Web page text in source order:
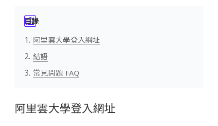
目錄
阿里雲大學登入網址
結語
常見問題 FAQ
阿里雲大學登入網址